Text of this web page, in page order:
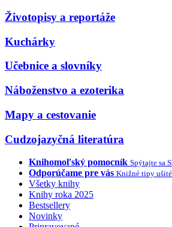
Životopisy a reportáže
Kuchárky
Učebnice a slovníky
Náboženstvo a ezoterika
Mapy a cestovanie
Cudzojazyčná literatúra
Knihomoľský pomocník Spýtajte sa
Odporúčame pre vás Knižné tipy
Všetky knihy
Knihy roka 2025
Bestsellery
Novinky